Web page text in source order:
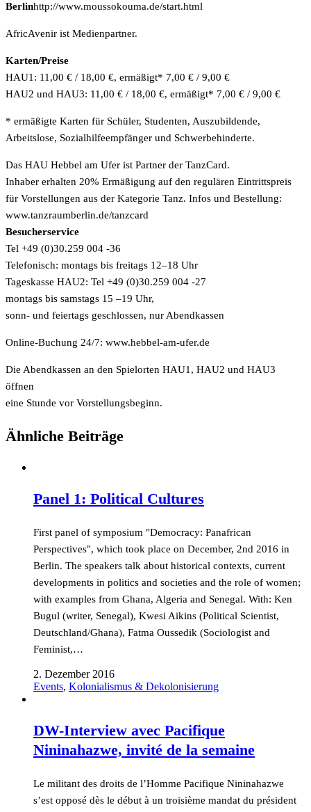
Berlinhttp://www.moussokouma.de/start.html
AfricAvenir ist Medienpartner.
Karten/Preise
HAU1: 11,00 € / 18,00 €, ermäßigt* 7,00 € / 9,00 €
HAU2 und HAU3: 11,00 € / 18,00 €, ermäßigt* 7,00 € / 9,00 €
* ermäßigte Karten für Schüler, Studenten, Auszubildende,
Arbeitslose, Sozialhilfeempfänger und Schwerbehinderte.
Das HAU Hebbel am Ufer ist Partner der TanzCard.
Inhaber erhalten 20% Ermäßigung auf den regulären Eintrittspreis
für Vorstellungen aus der Kategorie Tanz. Infos und Bestellung:
www.tanzraumberlin.de/tanzcard
Besucherservice
Tel +49 (0)30.259 004 -36
Telefonisch: montags bis freitags 12–18 Uhr
Tageskasse HAU2: Tel +49 (0)30.259 004 -27
montags bis samstags 15 –19 Uhr,
sonn- und feiertags geschlossen, nur Abendkassen
Online-Buchung 24/7: www.hebbel-am-ufer.de
Die Abendkassen an den Spielorten HAU1, HAU2 und HAU3
öffnen
eine Stunde vor Vorstellungsbeginn.
Ähnliche Beiträge
Panel 1: Political Cultures
First panel of symposium "Democracy: Panafrican
Perspectives", which took place on December, 2nd 2016 in
Berlin. The speakers talk about historical contexts, current
developments in politics and societies and the role of women;
with examples from Ghana, Algeria and Senegal. With: Ken
Bugul (writer, Senegal), Kwesi Aikins (Political Scientist,
Deutschland/Ghana), Fatma Oussedik (Sociologist and
Feminist,…
2. Dezember 2016
Events, Kolonialismus & Dekolonisierung
DW-Interview avec Pacifique
Nininahazwe, invité de la semaine
Le militant des droits de l’Homme Pacifique Nininahazwe
s’est opposé dès le début à un troisième mandat du président